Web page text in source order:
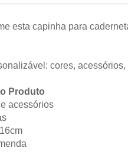
esta capinha para
cores, acessórios,
Produto
acessórios